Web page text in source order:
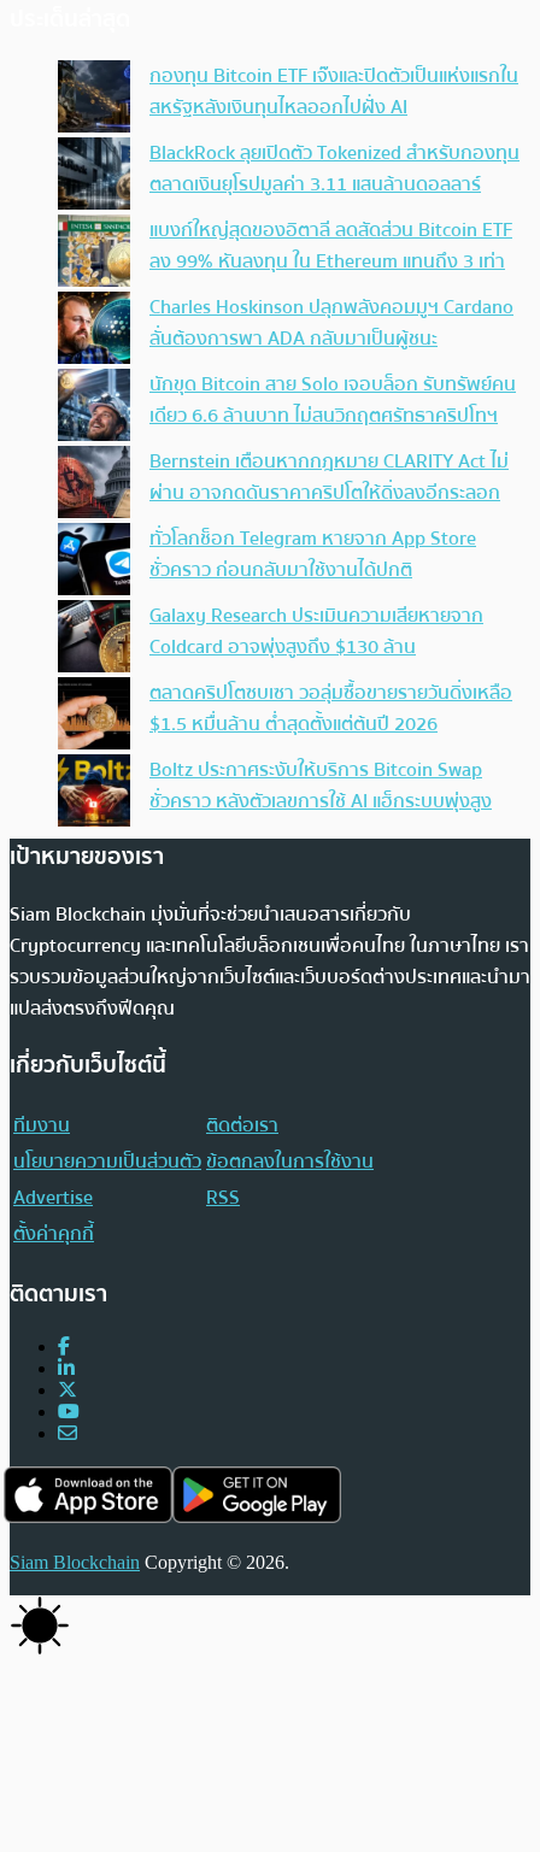
กองทุน Bitcoin ETF เจ๊งและปิดตัวเป็นแห่งแรกใน
สหรัฐหลังเงินทุนไหลออกไปฝั่ง AI
BlackRock ลุยเปิดตัว Tokenized สำหรับกองทุน
ตลาดเงินยุโรปมูลค่า 3.11 แสนล้านดอลลาร์
แบงก์ใหญ่สุดของอิตาลี ลดสัดส่วน Bitcoin ETF
ลง 99% หันลงทุน ใน Ethereum แทนถึง 3 เท่า
Charles Hoskinson ปลุกพลังคอมมูฯ Cardano
ลั่นต้องการพา ADA กลับมาเป็นผู้ชนะ
นักขุด Bitcoin สาย Solo เจอบล็อก รับทรัพย์คน
เดียว 6.6 ล้านบาท ไม่สนวิกฤตศรัทธาคริปโทฯ
Bernstein เตือนหากกฎหมาย CLARITY Act ไม่
ผ่าน อาจกดดันราคาคริปโตให้ดิ่งลงอีกระลอก
ทั่วโลกช็อก Telegram หายจาก App Store
ชั่วคราว ก่อนกลับมาใช้งานได้ปกติ
Galaxy Research ประเมินความเสียหายจาก
Coldcard อาจพุ่งสูงถึง $130 ล้าน
ตลาดคริปโตซบเซา วอลุ่มซื้อขายรายวันดิ่งเหลือ
$1.5 หมื่นล้าน ต่ำสุดตั้งแต่ต้นปี 2026
Boltz ประกาศระงับให้บริการ Bitcoin Swap
ชั่วคราว หลังตัวเลขการใช้ AI แฮ็กระบบพุ่งสูง
เป้าหมายของเรา
Siam Blockchain มุ่งมั่นที่จะช่วยนำเสนอสารเกี่ยวกับ
Cryptocurrency และเทคโนโลยีบล็อกเชนเพื่อคนไทย ในภาษาไทย เรา
รวบรวมข้อมูลส่วนใหญ่จากเว็บไซต์และเว็บบอร์ดต่างประเทศและนำมา
แปลส่งตรงถึงฟีดคุณ
เกี่ยวกับเว็บไซต์นี้
ทีมงาน
ติดต่อเรา
นโยบายความเป็นส่วนตัวข้อตกลงในการใช้งาน
Advertise
RSS
ตั้งค่าคุกกี้
ติดตามเรา
Siam Blockchain Copyright © 2026.